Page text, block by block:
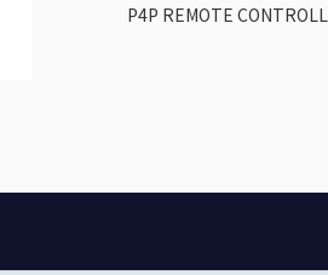
P4P REMOTE